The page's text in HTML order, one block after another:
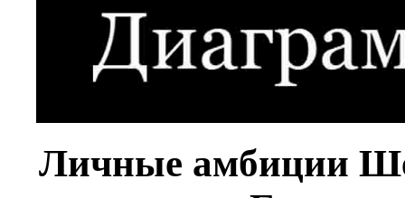
Личные амбиции